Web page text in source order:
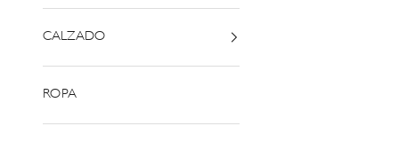
CALZADO
ROPA